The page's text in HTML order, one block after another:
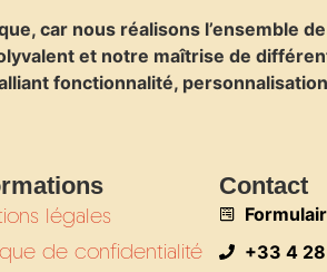
car nous réalisons l’ensemble
et notre maîtrise de
fonctionnalité,
légales
de confidentialité
Contact
+33 4